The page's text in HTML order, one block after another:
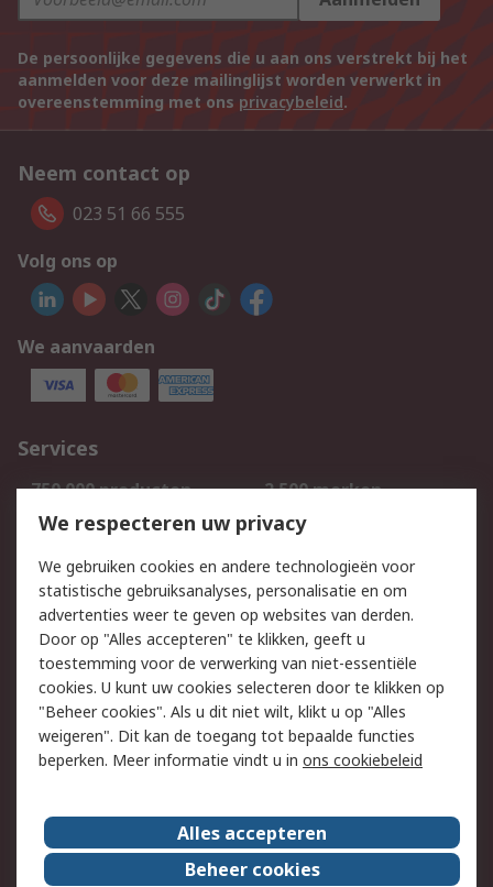
De persoonlijke gegevens die u aan ons verstrekt bij het
aanmelden voor deze mailinglijst worden verwerkt in
overeenstemming met ons privacybeleid.
Neem contact op
023 51 66 555
Volg ons op
We aanvaarden
Services
750.000 producten
2.500 merken
Bestellen
Inkoopoplossingen
Track & Trace
Wettelijk
Cookiebeleid
Email veiligheid
Privacybeleid
Websitevoorwaarden
Algemene
verkoopvoorwaarden
Over RS
RS Group
Over ons
We respecteren uw privacy
We gebruiken cookies en andere technologieën voor
statistische gebruiksanalyses, personalisatie en om
advertenties weer te geven op websites van derden.
Door op "Alles accepteren" te klikken, geeft u
toestemming voor de verwerking van niet-essentiële
cookies. U kunt uw cookies selecteren door te klikken op
"Beheer cookies". Als u dit niet wilt, klikt u op "Alles
weigeren". Dit kan de toegang tot bepaalde functies
beperken. Meer informatie vindt u in ons cookiebeleid
Alles accepteren
Beheer cookies